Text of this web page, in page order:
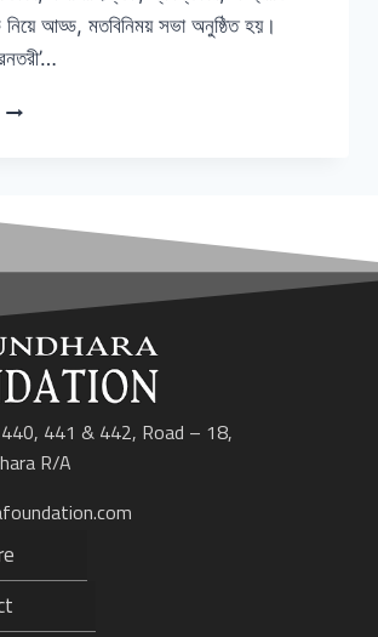
নিয়ে আড্ড, মতবিনিময় সভা অনুষ্ঠিত হয়।
441 & 442, Road – 18,
R/A